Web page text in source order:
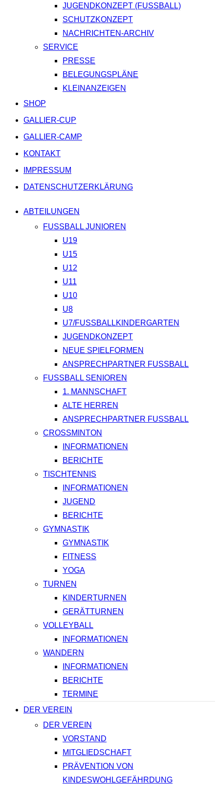
JUGENDKONZEPT (FUSSBALL)
SCHUTZKONZEPT
NACHRICHTEN-ARCHIV
SERVICE
PRESSE
BELEGUNGSPLÄNE
KLEINANZEIGEN
SHOP
GALLIER-CUP
GALLIER-CAMP
KONTAKT
IMPRESSUM
DATENSCHUTZERKLÄRUNG
ABTEILUNGEN
FUSSBALL JUNIOREN
U19
U15
U12
U11
U10
U8
U7/FUSSBALLKINDERGARTEN
JUGENDKONZEPT
NEUE SPIELFORMEN
ANSPRECHPARTNER FUSSBALL
FUSSBALL SENIOREN
1. MANNSCHAFT
ALTE HERREN
ANSPRECHPARTNER FUSSBALL
CROSSMINTON
INFORMATIONEN
BERICHTE
TISCHTENNIS
INFORMATIONEN
JUGEND
BERICHTE
GYMNASTIK
GYMNASTIK
FITNESS
YOGA
TURNEN
KINDERTURNEN
GERÄTTURNEN
VOLLEYBALL
INFORMATIONEN
WANDERN
INFORMATIONEN
BERICHTE
TERMINE
DER VEREIN
DER VEREIN
VORSTAND
MITGLIEDSCHAFT
PRÄVENTION VON
KINDESWOHLGEFÄHRDUNG